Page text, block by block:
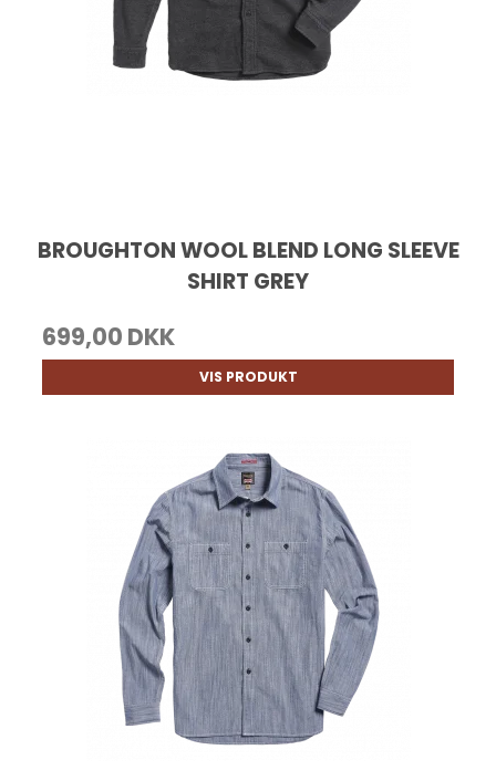
BROUGHTON WOOL BLEND LONG SLEEVE
SHIRT GREY
699,00 DKK
VIS PRODUKT